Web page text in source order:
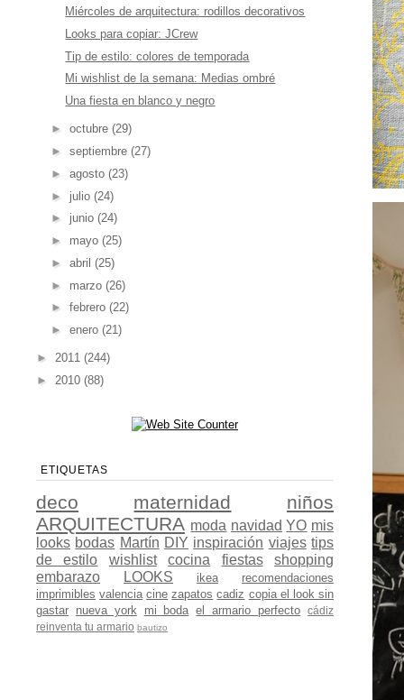
Miércoles de arquitectura: rodillos decorativos
Looks para copiar: JCrew
Tip de estilo: colores de temporada
Mi wishlist de la semana: Medias ombré
Una fiesta en blanco y negro
► octubre (29)
► septiembre (27)
► agosto (23)
► julio (24)
► junio (24)
► mayo (25)
► abril (25)
► marzo (26)
► febrero (22)
► enero (21)
► 2011 (244)
► 2010 (88)
ETIQUETAS
deco maternidad
niños
ARQUITECTURA moda navidad YO mis
looks bodas Martín DIY inspiración viajes tips
de estilo
wishlist cocina fiestas
shopping
embarazo
LOOKS ikea
recomendaciones
imprimibles valencia cine zapatos cadiz copia el look sin
gastar nueva york mi boda el armario perfecto
cádiz
reinventa tu armario bautizo